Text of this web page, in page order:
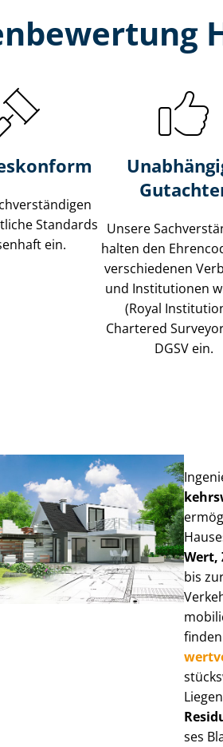
Standards
ein.
Unsere
halten den
verschiedenen
und Institutionen
(Royal
Chartered
DGSV ein.
Wert,
bis
ses